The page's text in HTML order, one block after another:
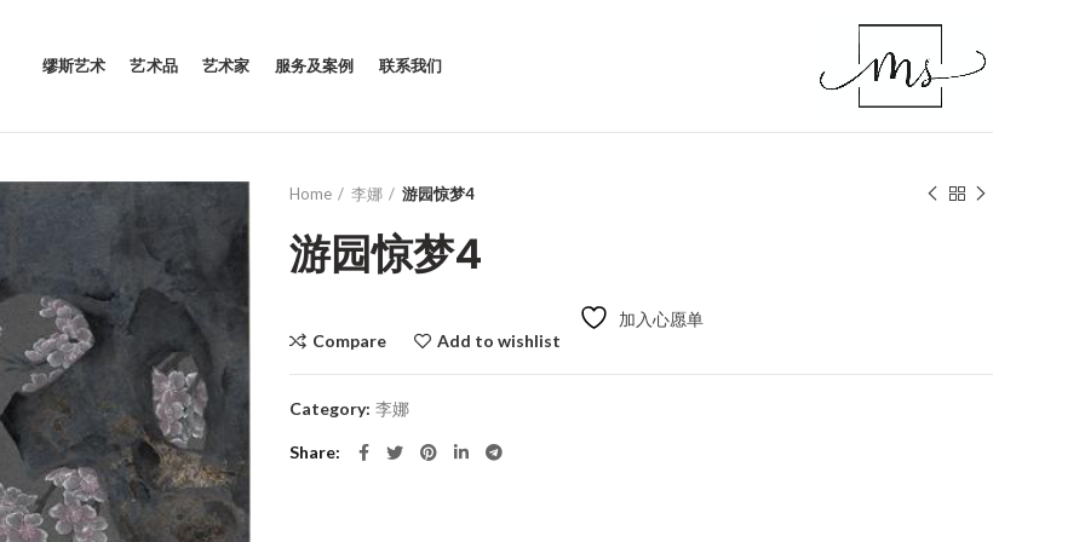
缪斯艺术 艺术品 艺术家 服务及案例 联系我们
Home 李娜 游园惊梦4
游园惊梦4
加入心愿单
Compare
Add to wishlist
Category: 李娜
Share